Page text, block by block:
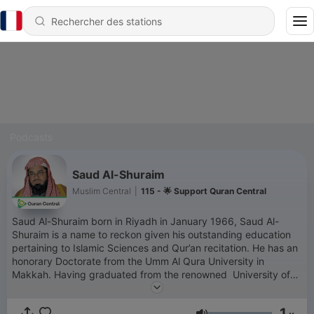
Saud Al-Shuraim
Muslim Central 115 - 🌟 Support Quran Central
Saud Al-Shuraim born in Riyadh in January 1966, Saud Al-
Shuraim is a name to reckon given his outstanding education
pertaining to Islamic Sciences and Qur’an recitation. He has an
honorary Doctorate from the Umm Al Qura University in
Makkah. Having graduated from the renowned University of
AAl-Imam Mohamed Ibn Saud under able and distinguished